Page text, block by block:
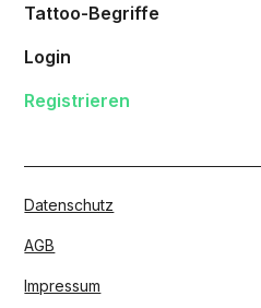
Tattoo-Begriffe
Login
Registrieren
Datenschutz
AGB
Impressum